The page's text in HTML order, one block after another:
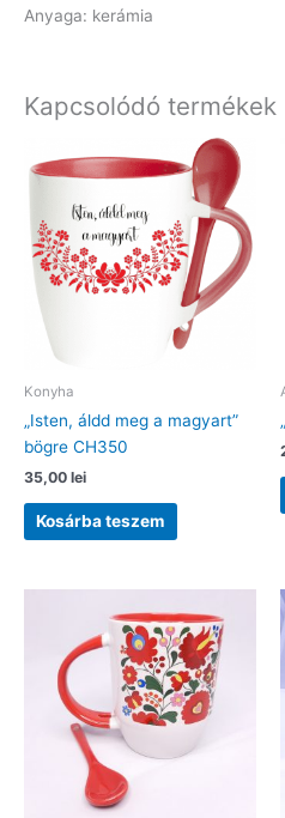
Anyaga: kerámia
Kapcsolódó termékek
Konyha
„Isten, áldd meg a magyart”
bögre CH350
35,00 lei
Kosárba teszem